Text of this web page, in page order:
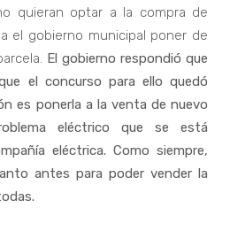
quieran optar a la compra de
el gobierno municipal poner de
El gobierno respondió que
el concurso para ello quedó
es ponerla a la venta de nuevo
eléctrico que se está
eléctrica. Como siempre,
antes para poder vender la